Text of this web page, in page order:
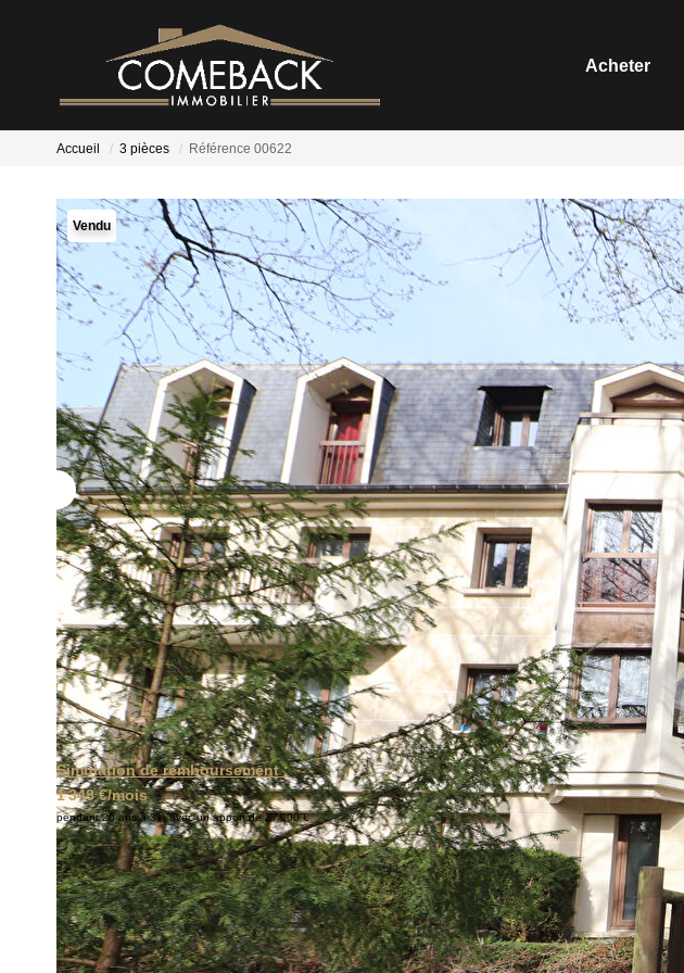
Acheter Louer
Accueil 3 pièces Référence 00622
Vendu
Simulation de remboursement :
1 348 €/mois
pendant 20 ans à 3% avec un apport de 27 000 €
Description
Réf : 00622
Proche à pied de la Gare TER RER de ORRY LA VILLE - COYE LA FORET pour PARIS